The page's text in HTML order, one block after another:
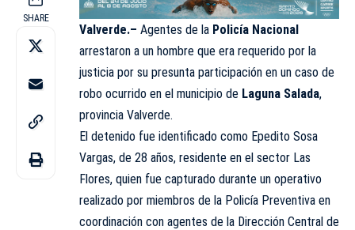
SHARE
Valverde.– Agentes de la Policía Nacional
arrestaron a un hombre que era requerido por la
justicia por su presunta participación en un caso de
robo ocurrido en el municipio de Laguna Salada,
provincia Valverde.
El detenido fue identificado como Epedito Sosa
Vargas, de 28 años, residente en el sector Las
Flores, quien fue capturado durante un operativo
realizado por miembros de la Policía Preventiva en
coordinación con agentes de la Dirección Central de